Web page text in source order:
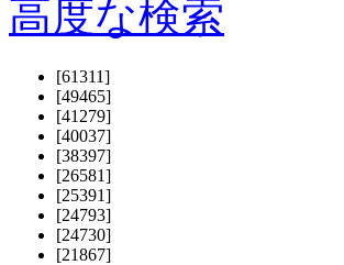
高度な検索
[61311]
[49465]
[41279]
[40037]
[38397]
[26581]
[25391]
[24793]
[24730]
[21867]